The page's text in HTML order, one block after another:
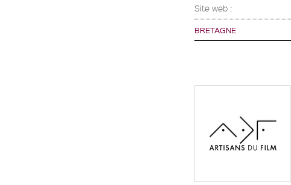
Site web :
BRETAGNE